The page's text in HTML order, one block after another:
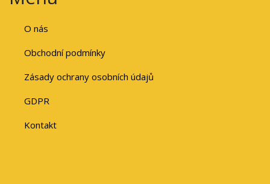
O nás
Obchodní podmínky
Zásady ochrany osobních údajů
GDPR
Kontakt